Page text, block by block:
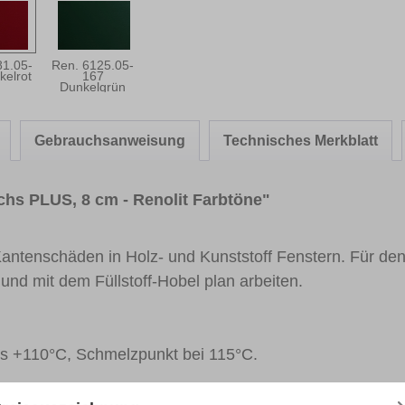
Ren. 6125.05-
167
Dunkelgrün
Gebrauchsanweisung Technisches Merkblatt
PLUS, 8 cm - Renolit Farbtöne"
in Holz- und Kunststoff Fenstern. Für
mit dem Füllstoff-Hobel plan arbeiten.
+110°C, Schmelzpunkt bei 115°C.